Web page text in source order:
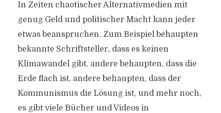
In Zeiten chaotischer Alternativmedien mit
genug Geld und politischer Macht kann jeder
etwas beanspruchen. Zum Beispiel behaupten
bekannte Schriftsteller, dass es keinen
Klimawandel gibt, andere behaupten, dass die
Erde flach ist, andere behaupten, dass der
Kommunismus die Lösung ist, und mehr noch,
es gibt viele Bücher und Videos in